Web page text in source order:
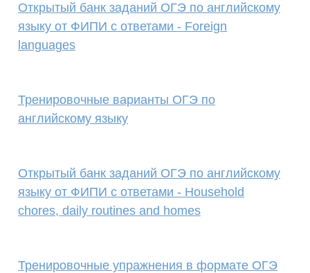
Открытый банк заданий ОГЭ по английскому
языку от ФИПИ с ответами - Foreign
languages
Тренировочные варианты ОГЭ по
английскому языку
Открытый банк заданий ОГЭ по английскому
языку от ФИПИ с ответами - Household
chores, daily routines and homes
Тренировочные упражнения в формате ОГЭ